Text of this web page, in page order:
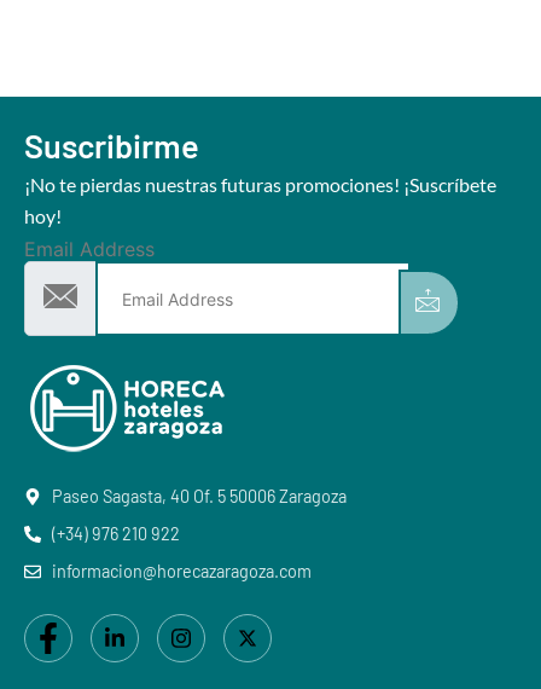
Suscribirme
¡No te pierdas nuestras futuras promociones! ¡Suscríbete
hoy!
Email Address
Paseo Sagasta, 40 Of. 5 50006 Zaragoza
(+34) 976 210 922
informacion@horecazaragoza.com